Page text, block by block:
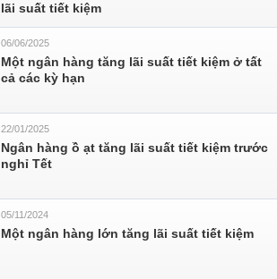
lãi suất tiết kiệm
06/06/2025
Một ngân hàng tăng lãi suất tiết kiệm ở tất
cả các kỳ hạn
22/01/2025
Ngân hàng ồ ạt tăng lãi suất tiết kiệm trước
nghỉ Tết
05/11/2024
Một ngân hàng lớn tăng lãi suất tiết kiệm